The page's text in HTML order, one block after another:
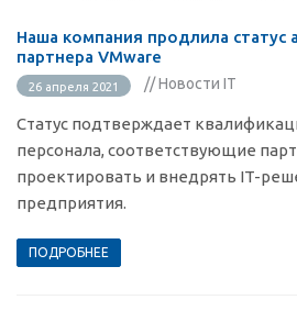
Наша компания продлила статус
партнера VMware
26 апреля 2021 // Новости IT
Статус подтверждает
персонала, соответствующие
проектировать и внедрять IT-
предприятия.
ПОДРОБНЕЕ